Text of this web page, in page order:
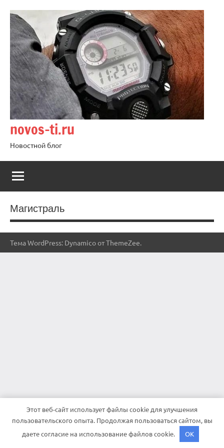
содержимому
novos-ti.ru
Новостной блог
Магистраль
Тема WordPress: Dynamico от ThemeZee.
Этот веб-сайт использует файлы cookie для улучшения
пользовательского опыта. Продолжая пользоваться сайтом, вы
даете согласие на использование файлов cookie.
OK